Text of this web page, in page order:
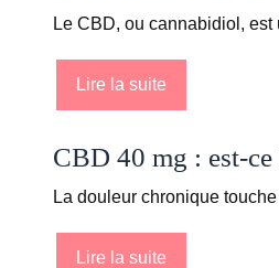
Le CBD, ou cannabidiol,
Lire la suite
CBD 40 mg : est-
La douleur chronique
Lire la suite